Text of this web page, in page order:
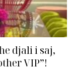
djali i saj,
VIP”!